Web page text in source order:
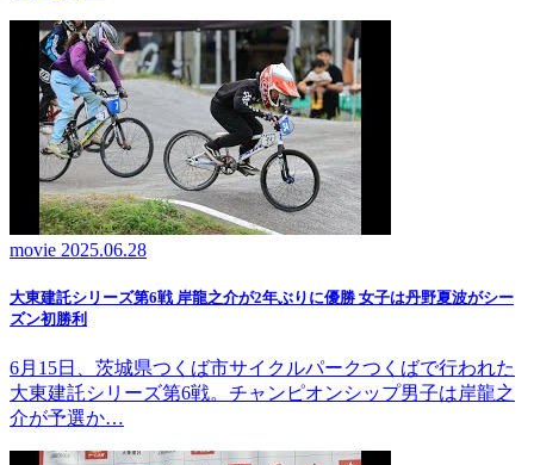
movie 2025.06.28
大東建託シリーズ第6戦 岸龍之介が2年ぶりに優勝 女子は丹野夏波がシー
ズン初勝利
6月15日、茨城県つくば市サイクルパークつくばで行われた
大東建託シリーズ第6戦。チャンピオンシップ男子は岸龍之
介が予選か…